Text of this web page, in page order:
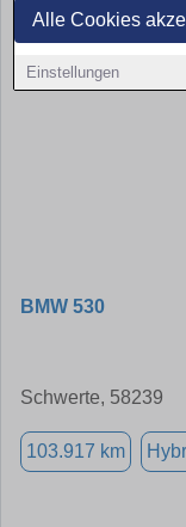
Alle Cookies
Einstellungen
BMW 530
Schwerte, 58239
103.917 km